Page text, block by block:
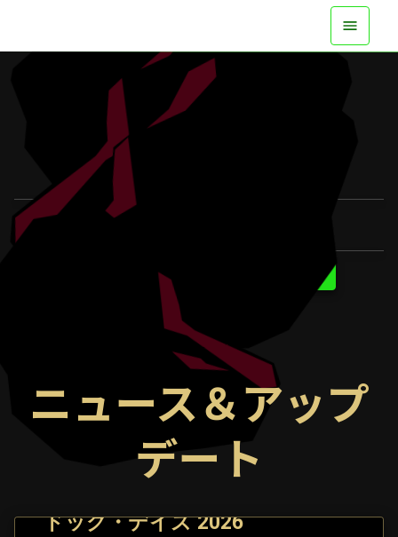
トレーラーを見る
ニュース＆アップ
デート
ドッグ・デイズ 2026